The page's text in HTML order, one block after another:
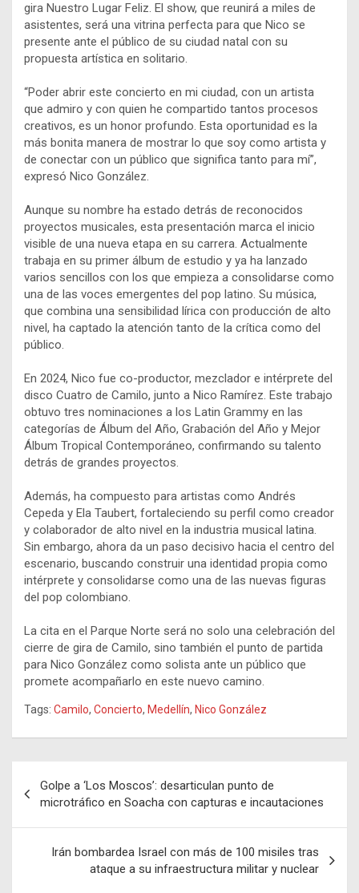
gira Nuestro Lugar Feliz. El show, que reunirá a miles de
asistentes, será una vitrina perfecta para que Nico se
presente ante el público de su ciudad natal con su
propuesta artística en solitario.
“Poder abrir este concierto en mi ciudad, con un artista
que admiro y con quien he compartido tantos procesos
creativos, es un honor profundo. Esta oportunidad es la
más bonita manera de mostrar lo que soy como artista y
de conectar con un público que significa tanto para mí”,
expresó Nico González.
Aunque su nombre ha estado detrás de reconocidos
proyectos musicales, esta presentación marca el inicio
visible de una nueva etapa en su carrera. Actualmente
trabaja en su primer álbum de estudio y ya ha lanzado
varios sencillos con los que empieza a consolidarse como
una de las voces emergentes del pop latino. Su música,
que combina una sensibilidad lírica con producción de alto
nivel, ha captado la atención tanto de la crítica como del
público.
En 2024, Nico fue co-productor, mezclador e intérprete del
disco Cuatro de Camilo, junto a Nico Ramírez. Este trabajo
obtuvo tres nominaciones a los Latin Grammy en las
categorías de Álbum del Año, Grabación del Año y Mejor
Álbum Tropical Contemporáneo, confirmando su talento
detrás de grandes proyectos.
Además, ha compuesto para artistas como Andrés
Cepeda y Ela Taubert, fortaleciendo su perfil como creador
y colaborador de alto nivel en la industria musical latina.
Sin embargo, ahora da un paso decisivo hacia el centro del
escenario, buscando construir una identidad propia como
intérprete y consolidarse como una de las nuevas figuras
del pop colombiano.
La cita en el Parque Norte será no solo una celebración del
cierre de gira de Camilo, sino también el punto de partida
para Nico González como solista ante un público que
promete acompañarlo en este nuevo camino.
Tags: Camilo, Concierto, Medellín, Nico González
de
entradas
Golpe a ‘Los Moscos’: desarticulan punto de
microtráfico en Soacha con capturas e incautaciones
Irán bombardea Israel con más de 100 misiles tras
ataque a su infraestructura militar y nuclear